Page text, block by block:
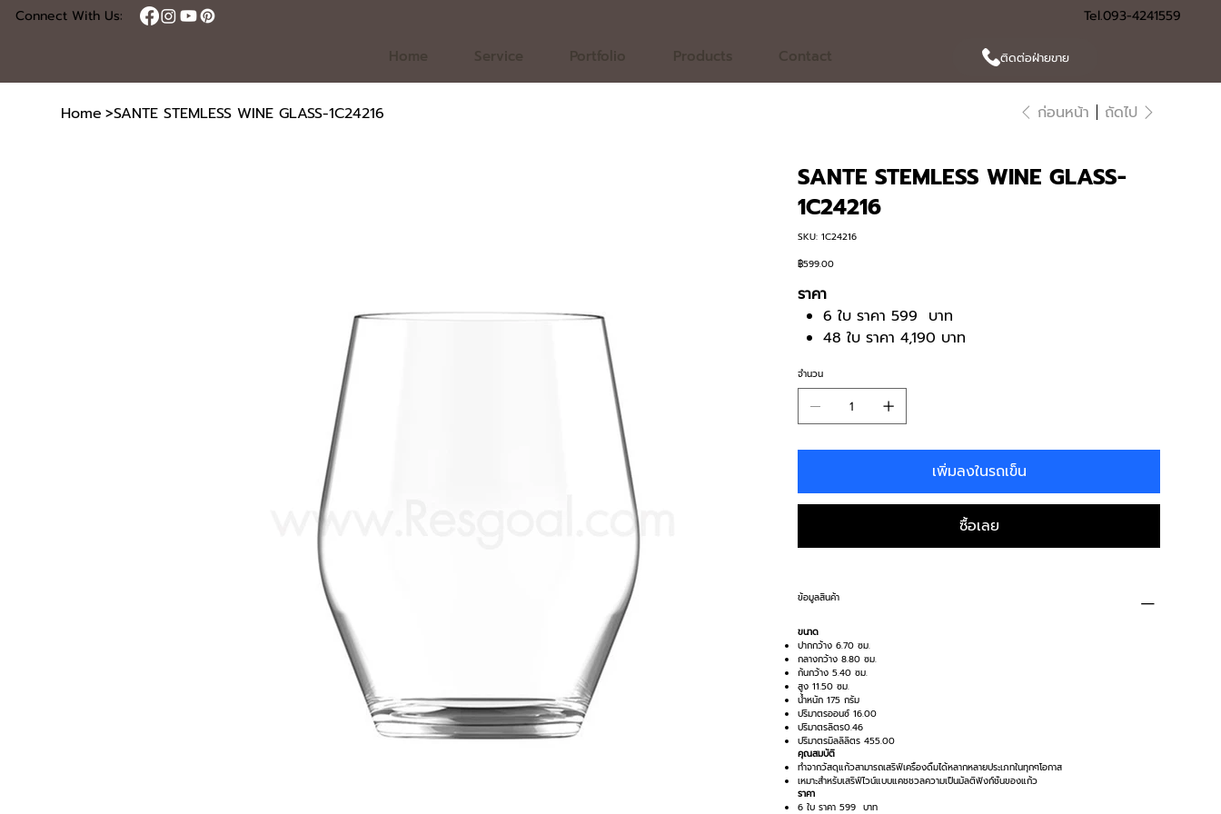
Connect With Us: Tel.093-4241559
ติดต่อฝ่ายขาย
Home >SANTE STEMLESS WINE GLASS-1C24216 ก่อนหน้า ถัดไป
SANTE STEMLESS WINE GLASS-
1C24216
SKU: SKU
1C24216
ราคา
฿599.00
ราคา
6 ใบ ราคา 599 บาท
48 ใบ ราคา 4,190 บาท
จำนวน
เพิ่มลงในรถเข็น
ซื้อเลย
ข้อมูลสินค้า
ขนาด
ปากกว้าง 6.70 ซม.
กลางกว้าง 8.80 ซม.
ก้นกว้าง 5.40 ซม.
สูง 11.50 ซม.
น้ำหนัก 175 กรัม
ปริมาตรออนซ์ 16.00
ปริมาตรลิตร0.46
ปริมาตรมิลลิลิตร 455.00
คุณสมบัติ
ทำจากวัสดุแก้วสามารถเสริฟ์เครื่องดื่มได้หลากหลายประเภทในทุกๆโอกาส
เหมาะสำหรับเสริฟ์ไวน์แบบแคชชวลความเป็นมัลติฟังก์ชั่นของแก้ว
ราคา
6 ใบ ราคา 599 บาท